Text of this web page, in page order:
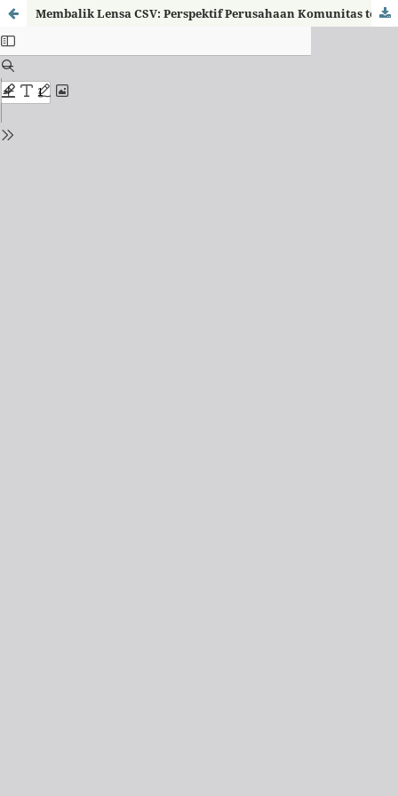
Membalik Lensa CSV: Perspektif Perusahaan Komunitas tentang Nilai Bersama dalam Konteks Relasi dengan Perusahaan Besar di Indonesia